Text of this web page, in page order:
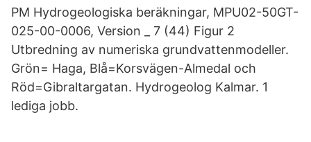
PM Hydrogeologiska beräkningar, MPU02-50GT-
025-00-0006, Version _ 7 (44) Figur 2
Utbredning av numeriska grundvattenmodeller.
Grön= Haga, Blå=Korsvägen-Almedal och
Röd=Gibraltargatan. Hydrogeolog Kalmar. 1
lediga jobb.